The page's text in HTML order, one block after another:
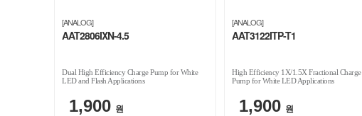
[ANALOG]
AAT2806IXN-4.5
Dual High Efficiency Charge Pump for White
LED and Flash Applications
1,900 원
[ANALOG]
AAT3122ITP-T1
High Efficiency 1X/1.5X Fractional Charge
Pump for White LED Applications
1,900 원